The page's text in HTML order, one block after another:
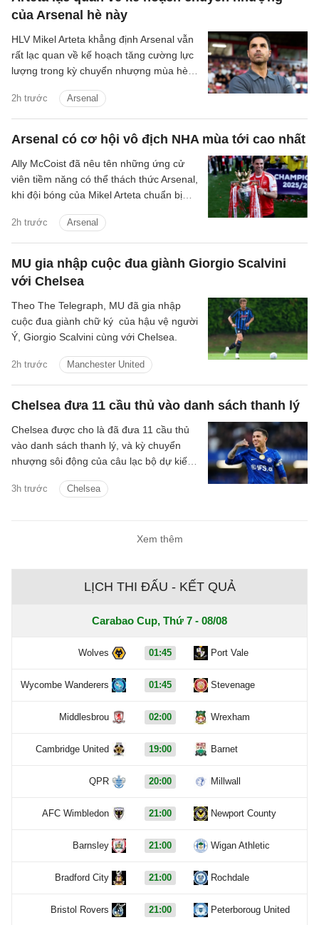
của Arsenal hè này
2h trước Arsenal
HLV Mikel Arteta khẳng định Arsenal vẫn
rất lạc quan về kế hoạch tăng cường lực
lượng trong kỳ chuyển nhượng mùa hè,
Junior đang tiến gần hơn tới khả năng
tiếp tục gắn bó với Real Madrid.
Arsenal có cơ hội vô địch NHA mùa tới cao nhất
2h trước Arsenal
Ally McCoist đã nêu tên những ứng cử
viên tiềm năng có thể thách thức Arsenal,
khi đội bóng của Mikel Arteta chuẩn bị
MU gia nhập cuộc đua giành Giorgio Scalvini
với Chelsea
2h trước Manchester United
Theo The Telegraph, MU đã gia nhập
cuộc đua giành chữ ký của hậu vệ người
Ý, Giorgio Scalvini cùng với Chelsea.
Chelsea đưa 11 cầu thủ vào danh sách thanh lý
3h trước Chelsea
Chelsea được cho là đã đưa 11 cầu thủ
vào danh sách thanh lý, và kỳ chuyển
nhượng sôi động của câu lạc bộ dự kiến
Xem thêm
LỊCH THI ĐẤU - KẾT QUẢ
Carabao Cup, Thứ 7 - 08/08
Wolves 01:45 Port Vale
Wycombe Wanderers 01:45 Stevenage
Middlesbrou 02:00 Wrexham
Cambridge United 19:00 Barnet
QPR 20:00 Millwall
AFC Wimbledon 21:00 Newport County
Barnsley 21:00 Wigan Athletic
Bradford City 21:00 Rochdale
Bristol Rovers 21:00 Peterboroug United